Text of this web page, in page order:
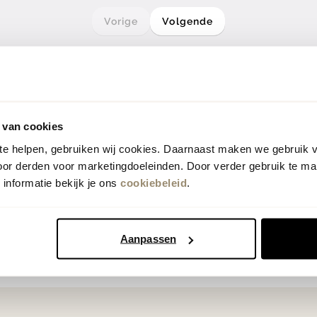
cookies
helpen, gebruiken wij cookies. Daarnaast maken we gebruik
derden voor marketingdoeleinden. Door verder gebruik te
bekijk je ons cookiebeleid.
Aanpassen
Vorige Volgende